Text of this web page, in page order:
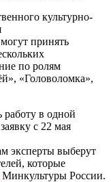
культурно-
принять
по ролям
«Головоломка»,
работу в одной
с 22 мая
эксперты выберут
которые
Минкультуры России.